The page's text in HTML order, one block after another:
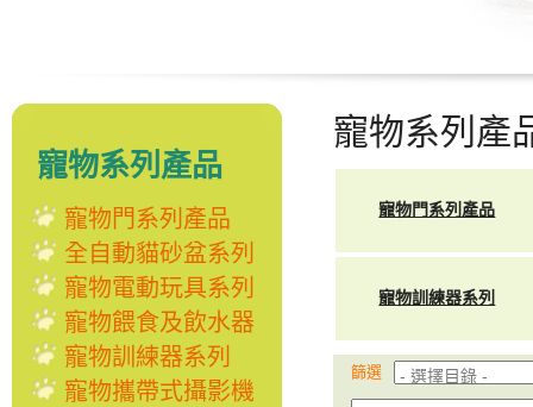
寵物系列產品
寵物門系列產品
全自動貓砂盆系列
寵物電動玩具系列
寵物餵食及飲水器
寵物訓練器系列
寵物攜帶式攝影機
寵物系列產
寵物門系列產品
寵物訓練器系列
篩選